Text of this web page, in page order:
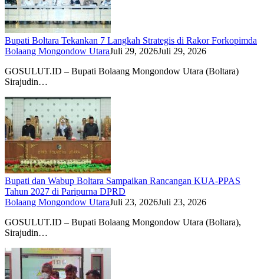
Bupati Boltara Tekankan 7 Langkah Strategis di Rakor Forkopimda
Bolaang Mongondow UtaraJuli 29, 2026Juli 29, 2026
GOSULUT.ID – Bupati Bolaang Mongondow Utara (Boltara)
Sirajudin…
Bupati dan Wabup Boltara Sampaikan Rancangan KUA-PPAS
Tahun 2027 di Paripurna DPRD
Bolaang Mongondow UtaraJuli 23, 2026Juli 23, 2026
GOSULUT.ID – Bupati Bolaang Mongondow Utara (Boltara),
Sirajudin…